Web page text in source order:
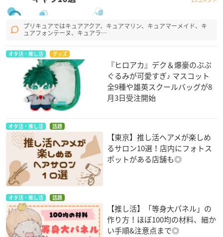
プリキュアではキュアアクア、キュアマリン、キュアマーメイド、キ
ュアフォンテーヌ、キュアラ…
オタ活・推し活 グッズ
『ヒロアカ』デク＆爆豪のぷぷ
ぐるみが可愛すぎ♪ マスコット
全9種や雄英スクールバッグが8
月3日受注開始
オタ活・推し活 話題
【東京】推し活ヘアメが楽しめ
るサロン10選！店内にフォトス
ポットがある店舗も◎
オタ活・推し活 話題
【推し活】「等身大パネル」の
作り方！ほぼ100均の材料、細か
い手順&注意点まで◎